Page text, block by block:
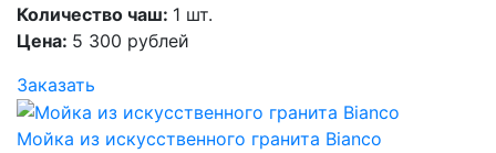
Количество чаш: 1 шт.
Цена: 5 300 рублей
Заказать
Мойка из искусственного гранита Bianco